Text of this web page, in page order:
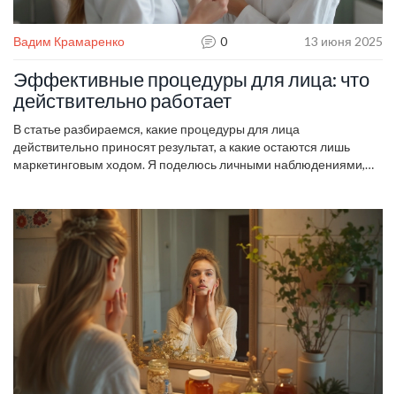
Вадим Крамаренко 0 13 июня 2025
Эффективные процедуры для лица: что
действительно работает
В статье разбираемся, какие процедуры для лица
действительно приносят результат, а какие остаются лишь
маркетинговым ходом. Я поделюсь личными наблюдениями,
почему консультация с опытным косметологом — не роскошь, а
необходимость. Особенно полезно будет тем, кто уже устал
тратить деньги впустую. Читайте и выбирайте только то, что
работает лично для вас.